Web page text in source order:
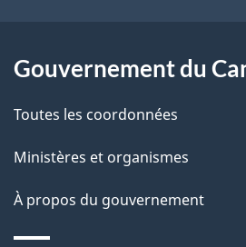
e
p
a
Gouvernement du
Toutes les coordonnées
Ministères et organismes
À propos du gouvernement